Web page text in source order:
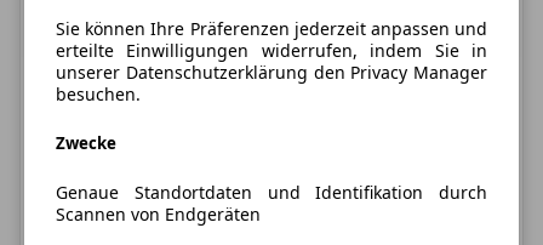
Nur Privatkunden
Opel Grandland
Treibstoff Leistung Zustand
Sie können Ihre Präferenzen jederzeit anpassen und
erteilte Einwilligungen widerrufen, indem Sie in
unserer Datenschutzerklärung den Privacy Manager
besuchen.
Zwecke
Genaue Standortdaten und Identifikation durch
Scannen von Endgeräten